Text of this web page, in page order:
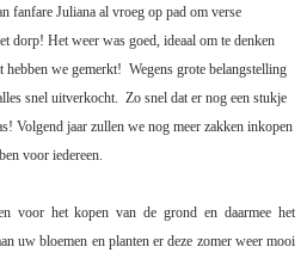
fanfare Juliana al vroeg op pad om verse
dorp! Het weer was goed, ideaal om te denken
hebben we gemerkt! Wegens grote belangstelling
snel uitverkocht. Zo snel dat er nog een stukje
Volgend jaar zullen we nog meer zakken inkopen
voor iedereen.
voor het kopen van de grond en daarmee het
uw bloemen en planten er deze zomer weer mooi